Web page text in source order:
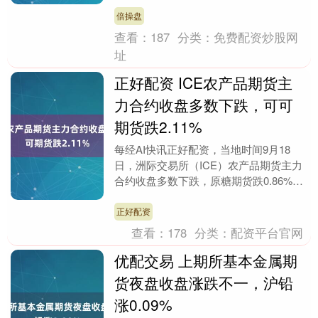
跌....
倍操盘
查看： 187 分类： 免费配资炒股网
址
正好配资 ICE农产品期货主
力合约收盘多数下跌，可可
期货跌2.11%
每经AI快讯正好配资，当地时间9月18
日，洲际交易所（ICE）农产品期货主力
合约收盘多数下跌，原糖期货跌0.86%报
正好配资
查看： 178 分类： 配资平台官网
优配交易 上期所基本金属期
货夜盘收盘涨跌不一，沪铅
涨0.09%